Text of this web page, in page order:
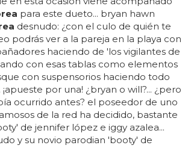
vídeo con Justin Bieber: